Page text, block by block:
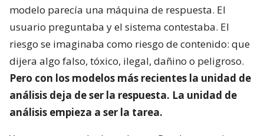
modelo parecía una máquina de respuesta. El
usuario preguntaba y el sistema contestaba. El
riesgo se imaginaba como riesgo de contenido: que
dijera algo falso, tóxico, ilegal, dañino o peligroso.
Pero con los modelos más recientes la unidad de
análisis deja de ser la respuesta. La unidad de
análisis empieza a ser la tarea.